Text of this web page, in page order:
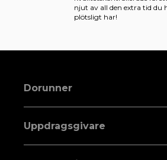
njut av all den extra tid du
plötsligt har!
Dorunner
Uppdragsgivare